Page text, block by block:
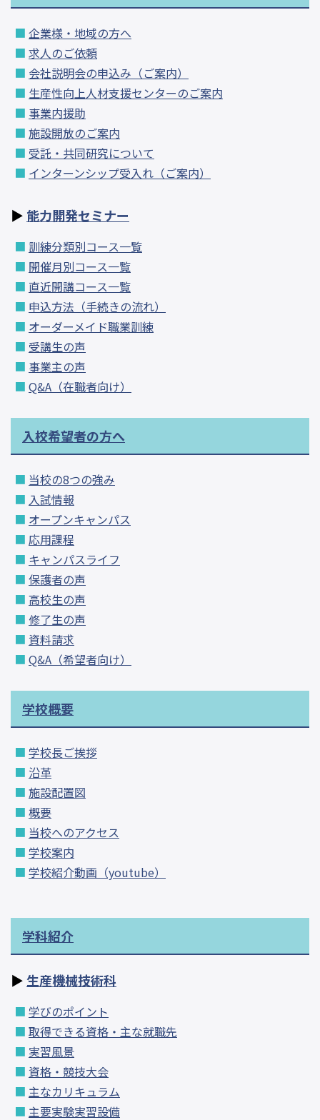
企業様・地域の方へ
求人のご依頼
会社説明会の申込み（ご案内）
生産性向上人材支援センターのご案内
事業内援助
施設開放のご案内
受託・共同研究について
インターンシップ受入れ（ご案内）
能力開発セミナー
訓練分類別コース一覧
開催月別コース一覧
直近開講コース一覧
申込方法（手続きの流れ）
オーダーメイド職業訓練
受講生の声
事業主の声
Q&A（在職者向け）
入校希望者の方へ
当校の8つの強み
入試情報
オープンキャンパス
応用課程
キャンパスライフ
保護者の声
高校生の声
修了生の声
資料請求
Q&A（希望者向け）
学校概要
学校長ご挨拶
沿革
施設配置図
概要
当校へのアクセス
学校案内
学校紹介動画（youtube）
学科紹介
生産機械技術科
学びのポイント
取得できる資格・主な就職先
実習風景
資格・競技大会
主なカリキュラム
主要実験実習設備